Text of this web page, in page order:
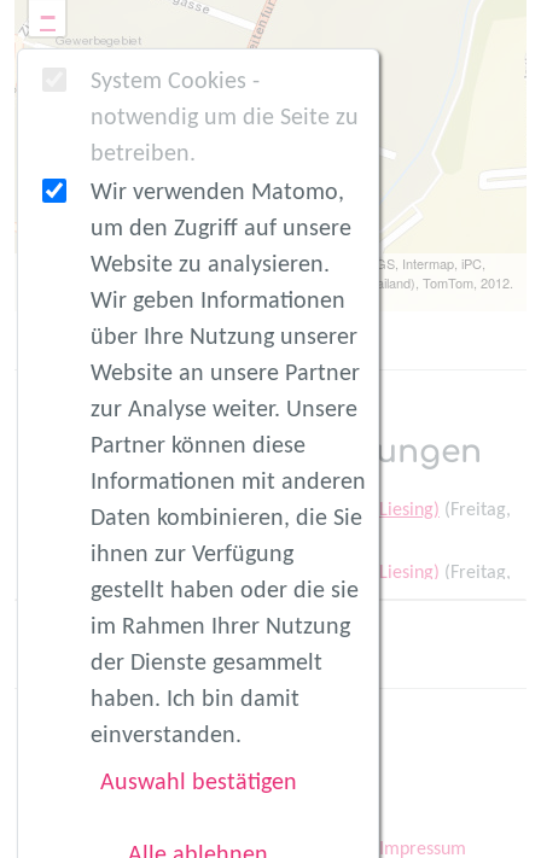
System Cookies -
notwendig um die Seite zu
betreiben.
Wir verwenden Matomo,
um den Zugriff auf unsere
Website zu analysieren.
Wir geben Informationen
über Ihre Nutzung unserer
Website an unsere Partner
zur Analyse weiter. Unsere
Partner können diese
Informationen mit anderen
Daten kombinieren, die Sie
ihnen zur Verfügung
gestellt haben oder die sie
im Rahmen Ihrer Nutzung
der Dienste gesammelt
haben. Ich bin damit
einverstanden.
Auswahl bestätigen
−
| Tiles © Esri -- Source: Esri, DeLorme, NAVTEQ, USGS, Intermap, iPC,
NRCAN, Esri Japan, METI, Esri China (Hong Kong), Esri (Thailand), TomTom, 2012.
OpenStreetMap, under ODbL.
Ereignis-Wiederholungen
fitmom by Dani Stadtpark Atzgersdorf (1230/Liesing) (Freitag,
fitmom by Dani Stadtpark Atzgersdorf (1230/Liesing) (Freitag,
04.09.2026 10:00)
fitmom by Dani Stadtpark Atzgersdorf (1230/Liesing)
11.09.2026 10:00)
fitmom by Dani Stadtpark Atzgersdorf (1230/Liesing)
18.09.2026 10:00)
25.09.2026 10:00)
02.10.2026 10:00)
Mehr
Kontakt AGB Datenschutz Impressum